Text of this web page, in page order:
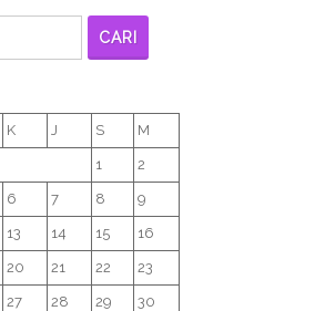
CARI
K J S M
1 2
6 7 8 9
13 14 15 16
20 21 22 23
27 28 29 30